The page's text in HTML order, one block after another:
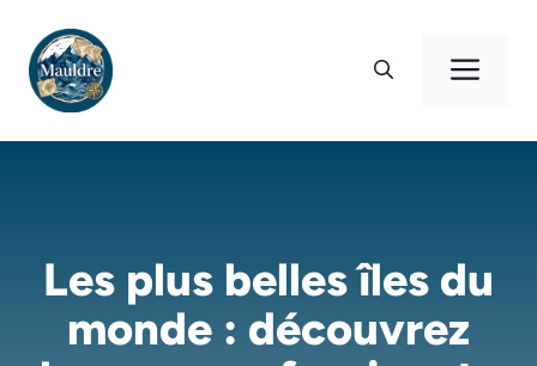
contenu
Les plus belles îles du
monde : découvrez